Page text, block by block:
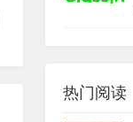
热门阅读